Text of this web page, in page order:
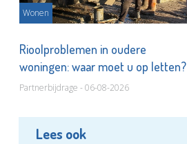
Wonen
Rioolproblemen in oudere
woningen: waar moet u op letten?
Partnerbijdrage - 06-08-2026
Lees ook